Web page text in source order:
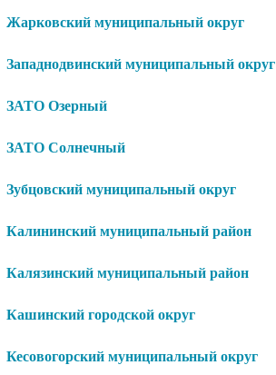
Жарковский муниципальный округ
Западнодвинский муниципальный округ
ЗАТО Озерный
ЗАТО Солнечный
Зубцовский муниципальный округ
Калининский муниципальный район
Калязинский муниципальный район
Кашинский городской округ
Кесовогорский муниципальный округ